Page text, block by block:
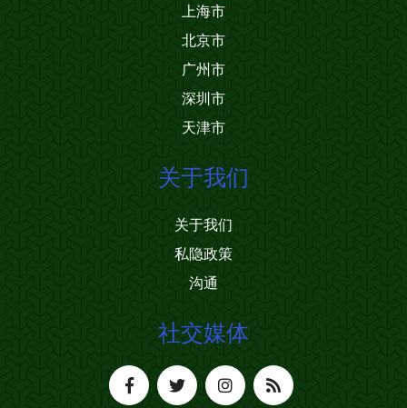
上海市
北京市
广州市
深圳市
天津市
关于我们
关于我们
私隐政策
沟通
社交媒体